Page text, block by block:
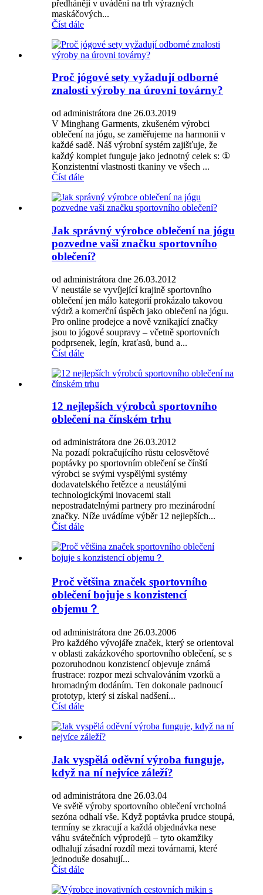
předhánějí v uvádění na trh výrazných
maskáčových...
Číst dále
Proč jógové sety vyžadují odborné
znalosti výroby na úrovni továrny?
od administrátora dne 26.03.2019
V Minghang Garments, zkušeném výrobci
oblečení na jógu, se zaměřujeme na harmonii v
každé sadě. Náš výrobní systém zajišťuje, že
každý komplet funguje jako jednotný celek s: ①
Konzistentní vlastnosti tkaniny ve všech ...
Číst dále
Jak správný výrobce oblečení na jógu
pozvedne vaši značku sportovního
oblečení?
od administrátora dne 26.03.2012
V neustále se vyvíjející krajině sportovního
oblečení jen málo kategorií prokázalo takovou
výdrž a komerční úspěch jako oblečení na jógu.
Pro online prodejce a nově vznikající značky
jsou to jógové soupravy – včetně sportovních
podprsenek, legín, kraťasů, bund a...
Číst dále
12 nejlepších výrobců sportovního
oblečení na čínském trhu
od administrátora dne 26.03.2012
Na pozadí pokračujícího růstu celosvětové
poptávky po sportovním oblečení se čínští
výrobci se svými vyspělými systémy
dodavatelského řetězce a neustálými
technologickými inovacemi stali
nepostradatelnými partnery pro mezinárodní
značky. Níže uvádíme výběr 12 nejlepších...
Číst dále
Proč většina značek sportovního
oblečení bojuje s konzistencí
objemu？
od administrátora dne 26.03.2006
Pro každého vývojáře značek, který se orientoval
v oblasti zakázkového sportovního oblečení, se s
pozoruhodnou konzistencí objevuje známá
frustrace: rozpor mezi schvalováním vzorků a
hromadným dodáním. Ten dokonale padnoucí
prototyp, který si získal nadšení...
Číst dále
Jak vyspělá oděvní výroba funguje,
když na ní nejvíce záleží?
od administrátora dne 26.03.04
Ve světě výroby sportovního oblečení vrcholná
sezóna odhalí vše. Když poptávka prudce stoupá,
termíny se zkracují a každá objednávka nese
váhu svátečních výprodejů – tyto okamžiky
odhalují zásadní rozdíl mezi továrnami, které
jednoduše dosahují...
Číst dále